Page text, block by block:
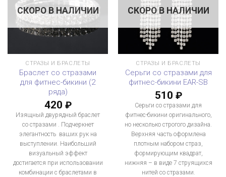
СКОРО В НАЛИЧИИ
СТРАЗЫ И БРАСЛЕТЫ
Браслет со стразами
для фитнес-бикини (2
ряда)
420 ₽
Изящный двурядный браслет
со стразами . Подчеркнет
элегантность ваших рук на
выступлении. Наибольший
визуальный эффект
достигается при использовании
комбинации с браслетами в
СКОРО В НАЛИЧИИ
СТРАЗЫ И БРАСЛЕТЫ
Серьги со стразами для
фитнес-бикини EAR-SB
510 ₽
Серьги со стразами для
фитнес-бикини оригинального,
но несколько строгого дизайна.
Верхняя часть оформлена
плотным набором страз,
формирующим квадрат,
нижняя – в виде 7 струящихся
нитей со стразами.